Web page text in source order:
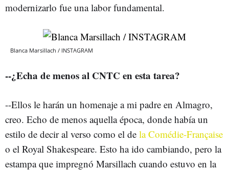
modernizarlo fue una labor fundamental.
Blanca Marsillach / INSTAGRAM
--¿Echa de menos al CNTC en esta tarea?
--Ellos le harán un homenaje a mi padre en Almagro,
creo. Echo de menos aquella época, donde había un
estilo de decir al verso como el de la Comédie-Française
o el Royal Shakespeare. Esto ha ido cambiando, pero la
estampa que impregnó Marsillach cuando estuvo en la